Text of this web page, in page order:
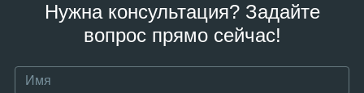
Нужна консультация? Задайте
вопрос прямо сейчас!